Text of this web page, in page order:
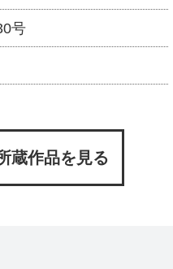
号
蔵作品を見る